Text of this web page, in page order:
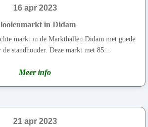
16 apr 2023
in Didam
markt in de Markthallen Didam met goede
standhouder. Deze markt met 85...
Meer info
21 apr 2023